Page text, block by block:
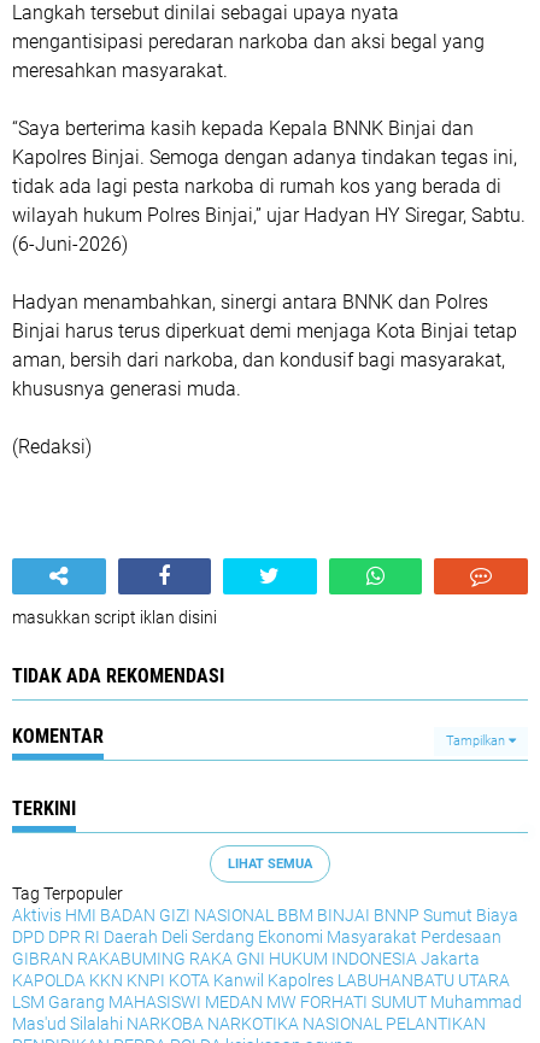
Langkah tersebut dinilai sebagai upaya nyata
mengantisipasi peredaran narkoba dan aksi begal yang
meresahkan masyarakat.
“Saya berterima kasih kepada Kepala BNNK Binjai dan
Kapolres Binjai. Semoga dengan adanya tindakan tegas ini,
tidak ada lagi pesta narkoba di rumah kos yang berada di
wilayah hukum Polres Binjai,” ujar Hadyan HY Siregar, Sabtu.
(6-Juni-2026)
Hadyan menambahkan, sinergi antara BNNK dan Polres
Binjai harus terus diperkuat demi menjaga Kota Binjai tetap
aman, bersih dari narkoba, dan kondusif bagi masyarakat,
khususnya generasi muda.
(Redaksi)
masukkan script iklan disini
TIDAK ADA REKOMENDASI
KOMENTAR Tampilkan
TERKINI
LIHAT SEMUA
Tag Terpopuler
Aktivis HMI BADAN GIZI NASIONAL BBM BINJAI BNNP Sumut Biaya
DPD DPR RI Daerah Deli Serdang Ekonomi Masyarakat Perdesaan
GIBRAN RAKABUMING RAKA GNI HUKUM INDONESIA Jakarta
KAPOLDA KKN KNPI KOTA Kanwil Kapolres LABUHANBATU UTARA
LSM Garang MAHASISWI MEDAN MW FORHATI SUMUT Muhammad
Mas'ud Silalahi NARKOBA NARKOTIKA NASIONAL PELANTIKAN